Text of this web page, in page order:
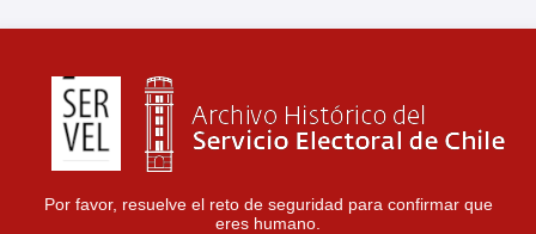
Por favor, resuelve el reto de seguridad para confirmar que
eres humano.